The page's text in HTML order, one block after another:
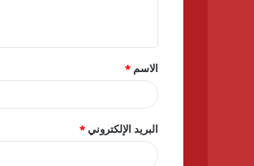
ق
*
الاسم *
البريد الإلكتروني*